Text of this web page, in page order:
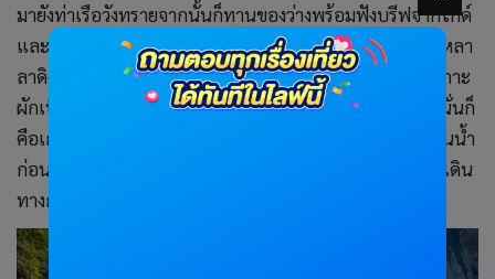
มายังท่าเรือวังทรายจากนั้นก็ทานของว่างพร้อมฟังบรีฟจากไกด์
และเดินทางไปขึ้นเรือตอน 9 โมงเช้า จุดแรกที่ไปคือเกาะเหลา
ลาดิง เกาะเล็กๆ ที่ร่มรื่นและน้ำใสมากๆ เดินทางต่อไปยังเกาะ
ผักเบี้ย และไปชมลากูนของเกาะห้อง จุดสุดท้ายคือไฮไลท์นั่นก็
คือเกาะห้องค่ะ ไปทานอาการกลางวัน พร้อมกับพักผ่อนเล่นน้ำ
ก่อนจะเดินทางกลับมาถึงท่าเรือประมาณบ่ายสามโมง และเดิน
ทางกลับที่พักโดยรถรับส่งของทางทัวร์